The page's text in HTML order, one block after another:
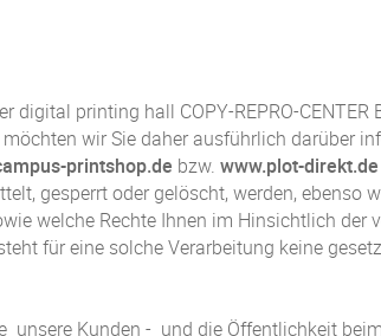
printing hall COPY-REPRO-CENTER
möchten wir Sie daher ausführlich darüber
printshop.de bzw. www.plot-direkt.de
gesperrt oder gelöscht, werden,
welche Rechte Ihnen im Hinsichtlich der
für eine solche Verarbeitung keine
unsere Kunden - und die Öffentlichkeit